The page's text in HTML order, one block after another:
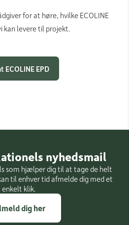
for at høre, hvilke ECOLINE
kan levere til projekt.
ECOLINE EPD
nyhedsmail
som hjælper dig til at tage de helt
til enhver tid afmelde dig med et
enkelt klik.
dig her